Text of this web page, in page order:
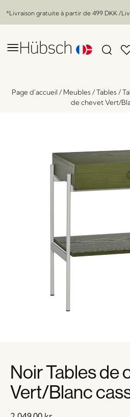
*Livraison gratuite à partir de 499 DKK /
Page d'accueil / Meubles /Tables /
de chevet Vert/
Noir Tables de
Vert/Blanc